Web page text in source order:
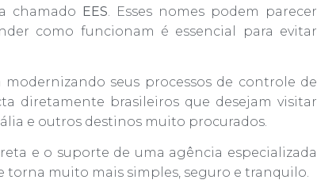
chamado EES . Esses nomes podem parecer
como funcionam é essencial para evitar
seus processos de controle de
diretamente brasileiros que desejam visitar
e outros destinos muito procurados.
e o suporte de uma agência especializada
torna muito mais simples, seguro e tranquilo.